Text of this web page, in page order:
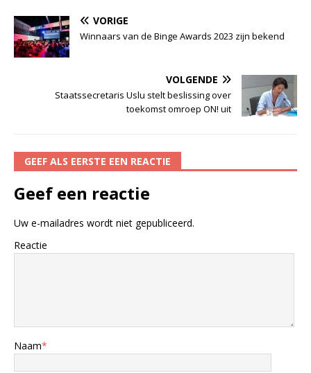
VORIGE
Winnaars van de Binge Awards 2023 zijn bekend
VOLGENDE
Staatssecretaris Uslu stelt beslissing over
toekomst omroep ON! uit
GEEF ALS EERSTE EEN REACTIE
Geef een reactie
Uw e-mailadres wordt niet gepubliceerd.
Reactie
Naam*